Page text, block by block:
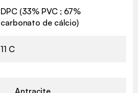
DPC (33% PVC ; 67%
carbonato de cálcio)
11 C